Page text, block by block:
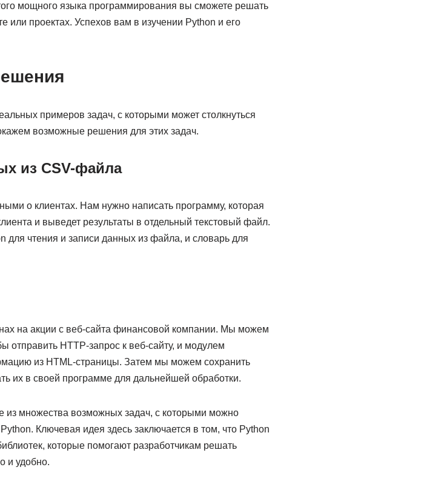
мощного языка программирования вы сможете решать
или проектах. Успехов вам в изучении Python и его
примеров задач, с которыми может столкнуться
возможные решения для этих задач.
из CSV-файла
о клиентах. Нам нужно написать программу, которая
и выведет результаты в отдельный текстовый файл.
чтения и записи данных из файла, и словарь для
на акции с веб-сайта финансовой компании. Мы можем
отправить HTTP-запрос к веб-сайту, и модулем
из HTML-страницы. Затем мы можем сохранить
их в своей программе для дальнейшей обработки.
из множества возможных задач, с которыми можно
Ключевая идея здесь заключается в том, что Python
которые помогают разработчикам решать
и удобно.